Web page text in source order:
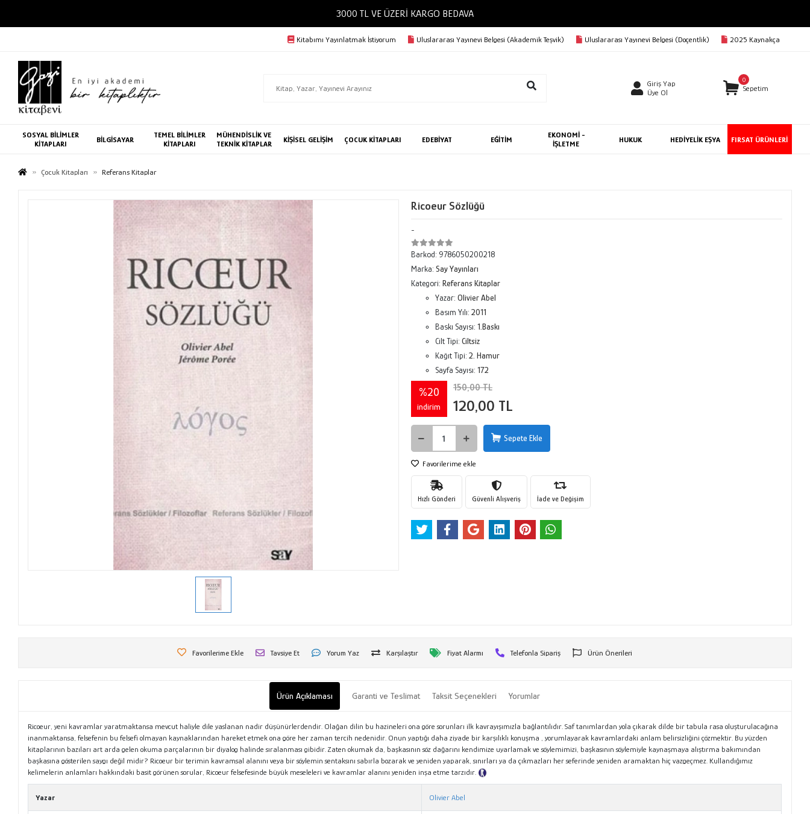
3000 TL VE ÜZERİ KARGO BEDAVA
Kitabımı Yayınlatmak İstiyorum Uluslararası Yayınevi Belgesi (Akademik Teşvik) Uluslararası Yayınevi Belgesi (Doçentlik) 2025 Kaynakça
Giriş Yap
Üye Ol
0
Sepetim
SOSYAL BİLİMLER
KİTAPLARI
BİLGİSAYAR
TEMEL BİLİMLER
KİTAPLARI
MÜHENDİSLİK VE
TEKNİK KİTAPLAR
KİŞİSEL GELİŞİM ÇOCUK KİTAPLARI EDEBİYAT EĞİTİM
EKONOMİ -
İŞLETME
HUKUK HEDİYELİK EŞYA FIRSAT ÜRÜNLERİ
Çocuk Kitapları Referans Kitaplar
Ricoeur Sözlüğü
-
Barkod: 9786050200218
Marka: Say Yayınları
Kategori: Referans Kitaplar
Yazar: Olivier Abel
Basım Yılı: 2011
Baskı Sayısı: 1.Baskı
Cilt Tipi: Ciltsiz
Kağıt Tipi: 2. Hamur
Sayfa Sayısı: 172
%20
indirim
150,00 TL
120,00 TL
Sepete Ekle
Favorilerime ekle
Hızlı Gönderi Güvenli Alışveriş İade ve Değişim
Favorilerime Ekle Tavsiye Et Yorum Yaz Karşılaştır Fiyat Alarmı Telefonla Sipariş Ürün Önerileri
Ürün Açıklaması Garanti ve Teslimat Taksit Seçenekleri Yorumlar
Ricoeur, yeni kavramlar yaratmaktansa mevcut haliyle dile yaslanan nadir düşünürlerdendir. Olağan dilin bu hazineleri ona göre sorunları ilk kavrayışımızla bağlantılıdır. Saf tanımlardan yola çıkarak dilde bir tabula rasa oluşturulacağına
inanmaktansa, felsefenin bu felsefi olmayan kaynaklarından hareket etmek ona göre her zaman tercih nedenidir. Onun yaptığı daha ziyade bir karşılıklı konuşma , yorumlayarak kavramlardaki anlam belirsizliğini çözmektir. Bu yüzden
kitaplarının bazıları art arda gelen okuma parçalarının bir diyalog halinde sıralanması gibidir. Zaten okumak da, başkasının söz dağarını kendimize uyarlamak ve söylemimizi, başkasının söylemiyle kaynaşmaya alıştırma bakımından
başkasına gösterilen saygı değil midir? Ricoeur bir terimin kavramsal alanını veya bir söylemin sentaksını sabırla bozarak ve yeniden yaparak, sınırları ya da çıkmazları her seferinde yeniden aramaktan hiç vazgeçmez. Kullandığımız
kelimelerin anlamları hakkındaki basit görünen sorular, Ricoeur felsefesinde büyük meseleleri ve kavramlar alanını yeniden inşa etme tarzıdır.
Yazar Olivier Abel